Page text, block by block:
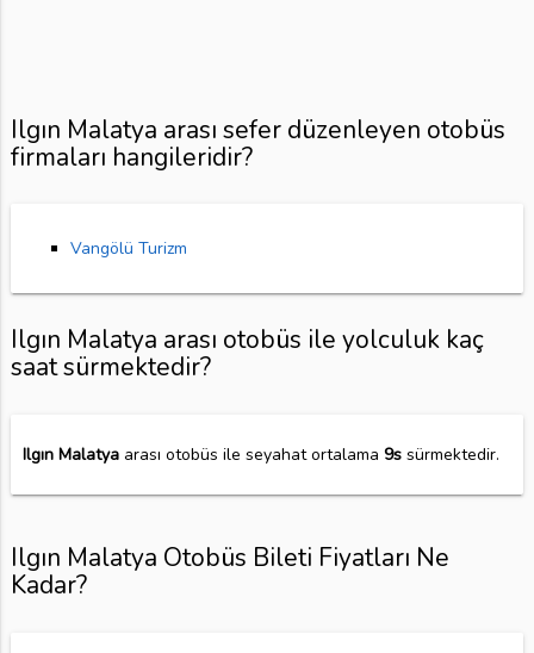
Ilgın Malatya arası sefer düzenleyen otobüs
firmaları hangileridir?
Vangölü Turizm
Ilgın Malatya arası otobüs ile yolculuk kaç
saat sürmektedir?
Ilgın Malatyaarası otobüs ile seyahat ortalama 9ssürmektedir.
Ilgın Malatya Otobüs Bileti Fiyatları Ne
Kadar?